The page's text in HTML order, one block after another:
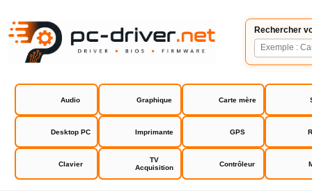
Rechercher
Audio Graphique Carte mère
Desktop PC Imprimante GPS
Clavier
TV
Acquisition
Contrôleur
Netgear WNAP320 firmware